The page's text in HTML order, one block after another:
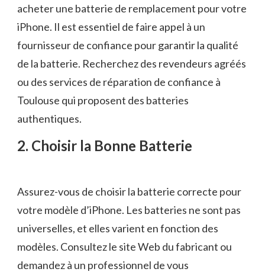
acheter une batterie de remplacement pour votre
iPhone. Il est essentiel de faire appel à un
fournisseur de confiance pour garantir la qualité
de la batterie. Recherchez des revendeurs agréés
ou des services de réparation de confiance à
Toulouse qui proposent des batteries
authentiques.
2. Choisir la Bonne Batterie
Assurez-vous de choisir la batterie correcte pour
votre modèle d’iPhone. Les batteries ne sont pas
universelles, et elles varient en fonction des
modèles. Consultez le site Web du fabricant ou
demandez à un professionnel de vous